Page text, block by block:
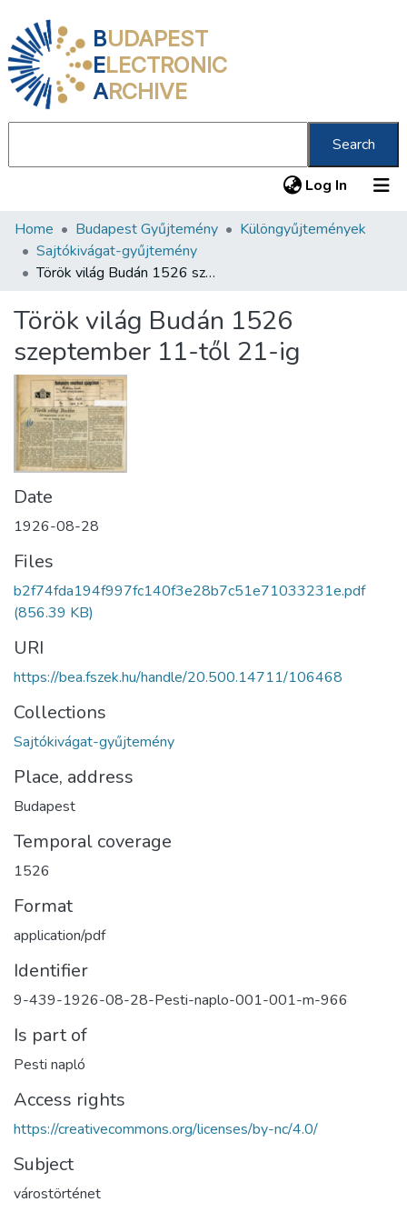
BUDAPEST
ELECTRONIC
ARCHIVE
Search
Log In (current)
Communities & Collections
All of DSpace
About us
Home Budapest Gyűjtemény
Különgyűjtemények
Sajtókivágat-gyűjtemény
Török világ Budán 1526 szeptember 11-től 21-ig
Török világ Budán 1526
szeptember 11-től 21-ig
Date
1926-08-28
Files
b2f74fda194f997fc140f3e28b7c51e71033231e.pdf
(856.39 KB)
URI
https://bea.fszek.hu/handle/20.500.14711/106468
Collections
Sajtókivágat-gyűjtemény
Place, address
Budapest
Temporal coverage
1526
Format
application/pdf
Identifier
9-439-1926-08-28-Pesti-naplo-001-001-m-966
Is part of
Pesti napló
Access rights
https://creativecommons.org/licenses/by-nc/4.0/
Subject
várostörténet